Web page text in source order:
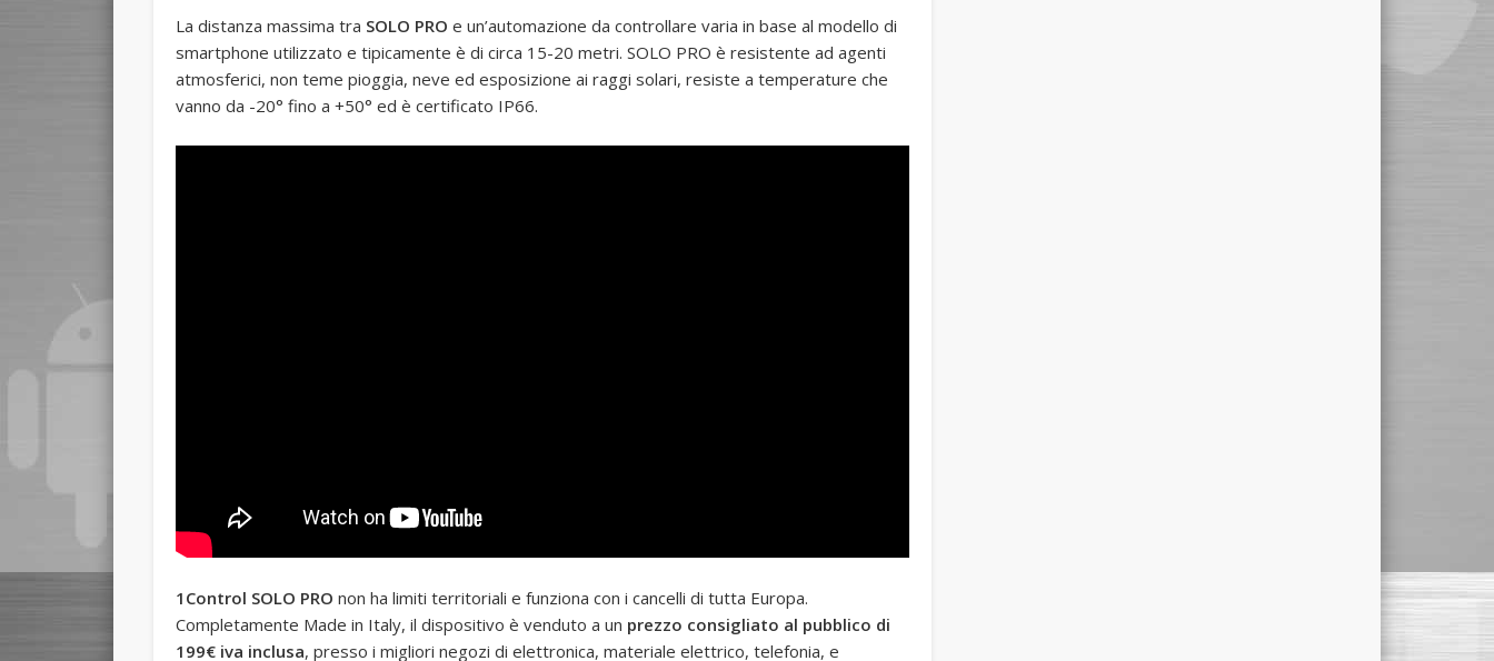
La distanza massima tra SOLO PRO e un’automazione da controllare varia in base al modello di
smartphone utilizzato e tipicamente è di circa 15-20 metri. SOLO PRO è resistente ad agenti
atmosferici, non teme pioggia, neve ed esposizione ai raggi solari, resiste a temperature che
vanno da -20° fino a +50° ed è certificato IP66.
1Control SOLO PRO non ha limiti territoriali e funziona con i cancelli di tutta Europa.
Completamente Made in Italy, il dispositivo è venduto a un prezzo consigliato al pubblico di
199€ iva inclusa, presso i migliori negozi di elettronica, materiale elettrico, telefonia, e